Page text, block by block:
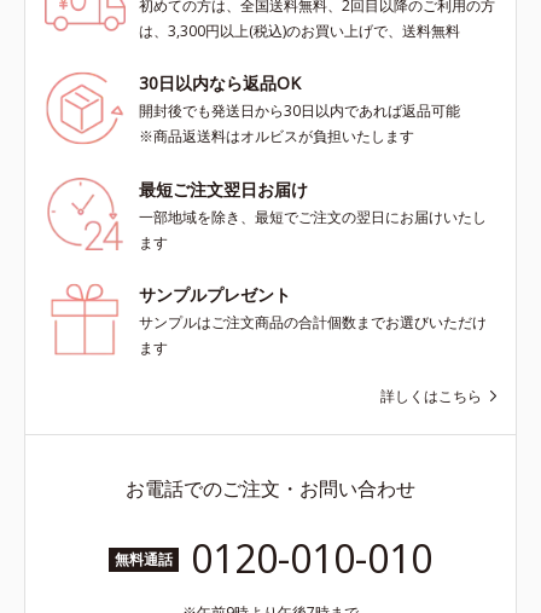
初めての方は、全国送料無料、2回目以降のご利用の方
は、3,300円以上(税込)のお買い上げで、送料無料
30日以内なら返品OK
開封後でも発送日から30日以内であれば返品可能
※商品返送料はオルビスが負担いたします
最短ご注文翌日お届け
一部地域を除き、最短でご注文の翌日にお届けいたし
ます
サンプルプレゼント
サンプルはご注文商品の合計個数までお選びいただけ
ます
詳しくはこちら
お電話でのご注文・お問い合わせ
無料通話 0120-010-010